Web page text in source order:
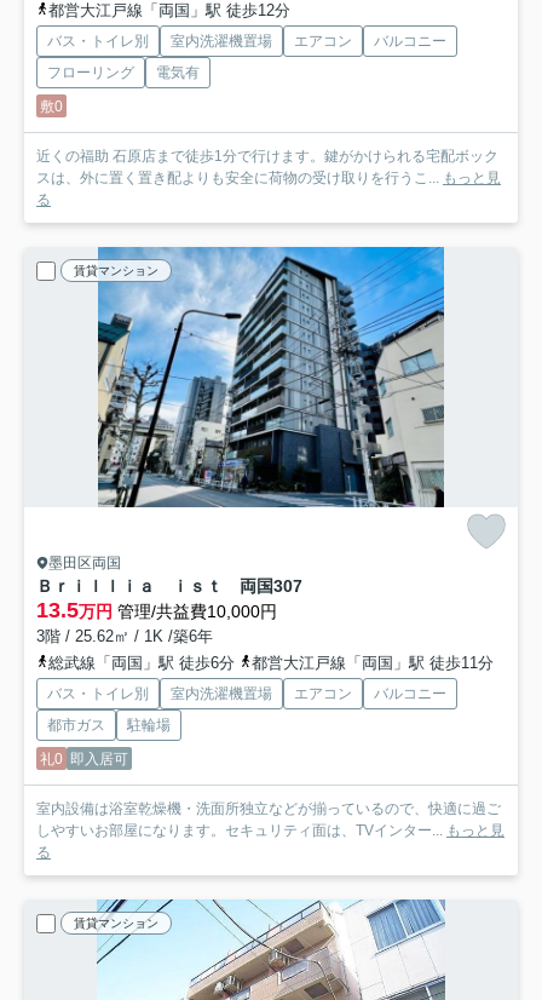
都営大江戸線「両国」駅 徒歩12分
バス・トイレ別 室内洗濯機置場 エアコン
バルコニー
フローリング
電気有
敷0
近くの福助 石原店まで徒歩1分で行けます。鍵がかけられる宅配ボック
スは、外に置く置き配よりも安全に荷物の受け取りを行うこ... もっと見
る
賃貸マンション
墨田区両国
Ｂｒｉｌｌｉａ ｉｓｔ 両国307
13.5万円 管理/共益費10,000円
3階 / 25.62㎡ / 1K /築6年
総武線「両国」駅 徒歩6分
都営大江戸線「両国」駅 徒歩11分
バス・トイレ別 室内洗濯機置場 エアコン
バルコニー
都市ガス
駐輪場
礼0 即入居可
室内設備は浴室乾燥機・洗面所独立などが揃っているので、快適に過ご
しやすいお部屋になります。セキュリティ面は、TVインター... もっと見
る
賃貸マンション